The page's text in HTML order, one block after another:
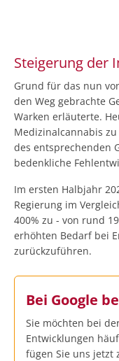
Steigerung der
Grund für das nun
den Weg gebrachte
Warken erläuterte.
Medizinalcannabis
des entsprechenden
bedenkliche
Im ersten Halbjahr
Regierung im
400% zu - von rund
erhöhten Bedarf bei
zurückzuführen.
Bei Google
Sie möchten bei
Entwicklungen
fügen Sie uns jetzt